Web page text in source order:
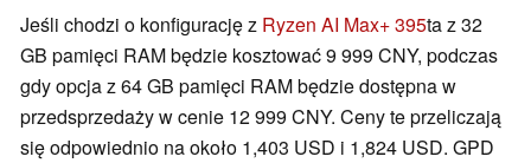
Jeśli chodzi o konfigurację z Ryzen AI Max+ 395ta z 32
GB pamięci RAM będzie kosztować 9 999 CNY, podczas
gdy opcja z 64 GB pamięci RAM będzie dostępna w
przedsprzedaży w cenie 12 999 CNY. Ceny te przeliczają
się odpowiednio na około 1,403 USD i 1,824 USD. GPD